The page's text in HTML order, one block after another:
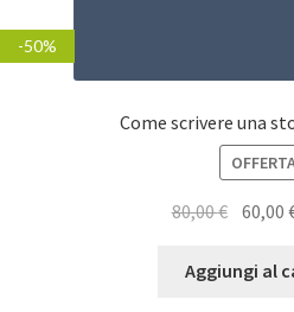
-50%
-50%
Come scrivere una
80,00€ 60,00
Aggiungi al